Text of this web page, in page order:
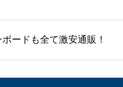
ードも全て激安通販！